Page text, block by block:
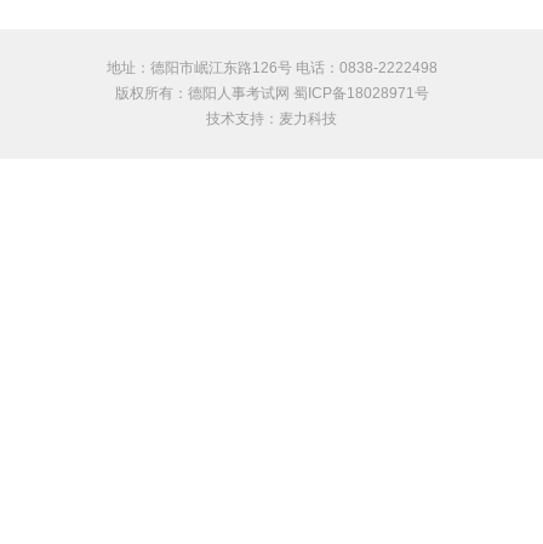
地址：德阳市岷江东路126号 电话：0838-2222498
版权所有：德阳人事考试网 蜀ICP备18028971号
技术支持： 麦力科技